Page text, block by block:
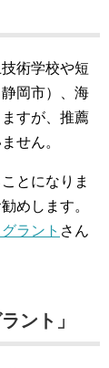
術学校や短
岡市）、海
すが、推薦
せん。
とになりま
めします。
ラント さん
ント」